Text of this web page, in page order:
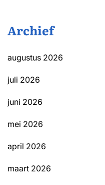
Archief
augustus 2026
juli 2026
juni 2026
mei 2026
april 2026
maart 2026